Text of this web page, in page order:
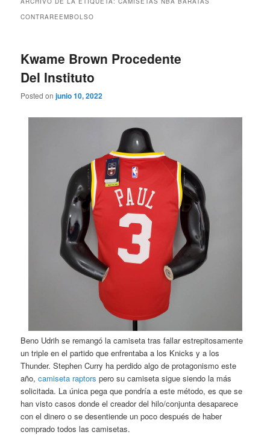
CONTRAREEMBOLSO
Kwame Brown Procedente
Del Instituto
Posted onjunio 10, 2022
Beno Udrih se remangó la camiseta tras fallar estrepitosamente
un triple en el partido que enfrentaba a los Knicks y a los
Thunder. Stephen Curry ha perdido algo de protagonismo este
año,camiseta raptors pero su camiseta sigue siendo la más
solicitada. La única pega que pondría a este método, es que se
han visto casos donde el creador del hilo/conjunta desaparece
con el dinero o se desentiende un poco después de haber
comprado todos las camisetas.